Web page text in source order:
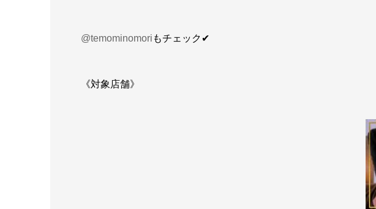
@temominomori もチェック✔︎
《対象店舗》